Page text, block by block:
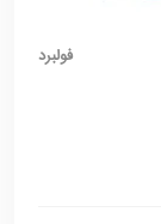
فولبرد